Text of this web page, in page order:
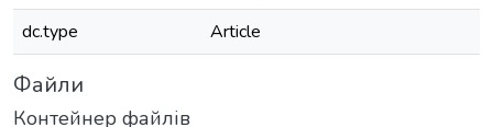
dc.type
Article
Файли
Контейнер файлів